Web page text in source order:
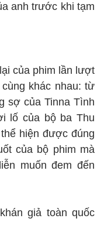
anh trước khi tạm
của phim lần lượt
khác nhau: từ
sợ của Tinna Tình
lố của bộ ba Thu
hiện được đúng
của bộ phim mà
muốn đem đến
giả toàn quốc